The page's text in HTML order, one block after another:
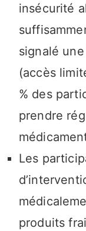
insécurité
signalé
(accès
% des
prendre
Les
produits